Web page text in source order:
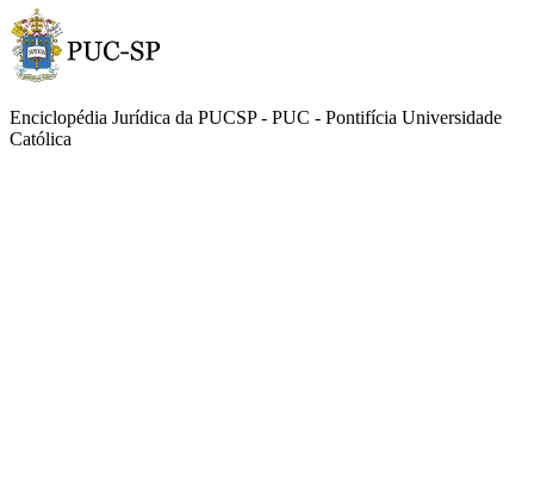
Enciclopédia Jurídica da PUCSP - PUC - Pontifícia Universidade
Católica